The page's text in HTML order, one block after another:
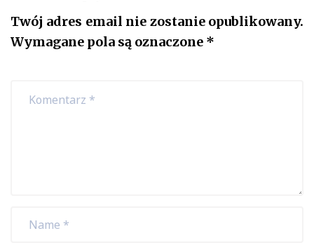
Twój adres email nie zostanie opublikowany.
Wymagane pola są oznaczone *